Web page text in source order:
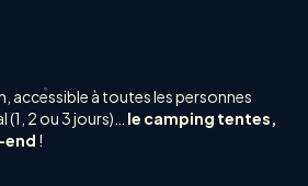
accessible à toutes les personnes
2 ou 3 jours)… le camping tentes,
end !